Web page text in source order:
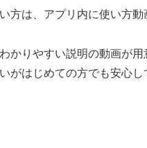
方は、アプリ内に使い方動
かりやすい説明の動画が
がはじめての方でも安心し